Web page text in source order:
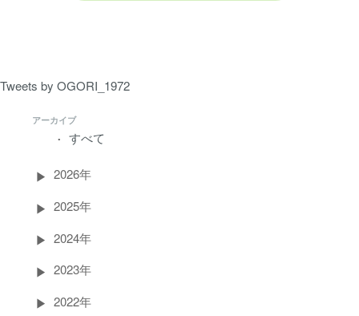
Tweets by OGORI_1972
アーカイブ
すべて
2026年
2025年
2024年
2023年
2022年